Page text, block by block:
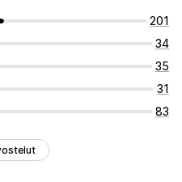
201
34
35
31
83